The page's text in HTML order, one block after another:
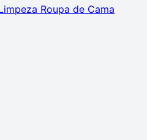
Roupa de Cama